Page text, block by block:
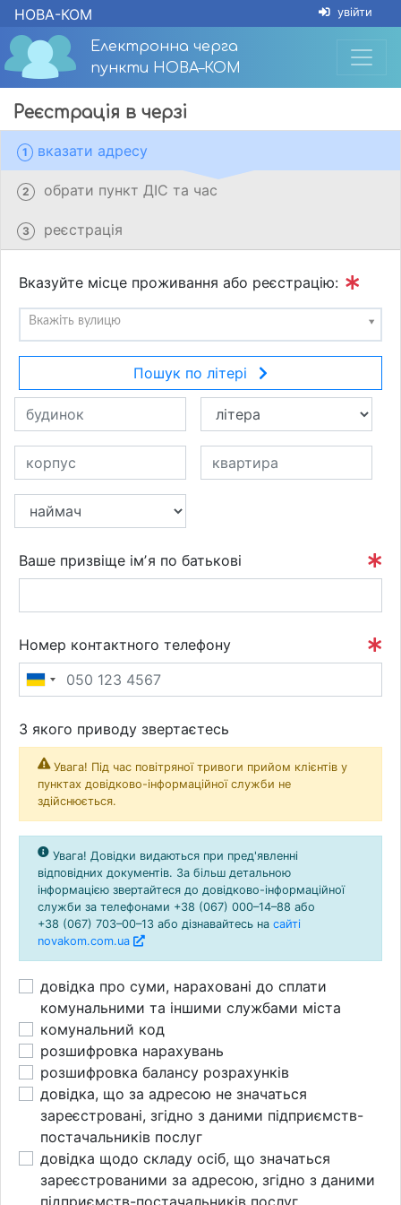
НОВА-КОМ увійти
Електронна черга
пункти НОВА–КОМ
Реєстрація в черзі
1 вказати адресу
2 обрати пункт ДІС та час
3 реєстрація
Вказуйте місце проживання або реєстрацію:
Вкажіть вулицю
Пошук по літері
Ваше призвіще імʼя по батькові
Номер контактного телефону
З якого приводу звертаєтесь
Увага! Під час повітряної тривоги прийом клієнтів у
пунктах довідково-інформаційної служби не
здійснюється.
Увага! Довідки видаються при пред'явленні
відповідних документів. За більш детальною
інформацією звертайтеся до довідково-інформаційної
служби за телефонами +38 (067) 000–14–88 або
+38 (067) 703–00–13 або дізнавайтесь на сайті
novakom.com.ua
довідка про суми, нараховані до сплати
комунальними та іншими службами міста
комунальний код
розшифровка нарахувань
розшифровка балансу розрахунків
довідка, що за адресою не значаться
зареєстровані, згідно з даними підприємств-
постачальників послуг
довідка щодо складу осіб, що значаться
зареєстрованими за адресою, згідно з даними
підприємств-постачальників послуг